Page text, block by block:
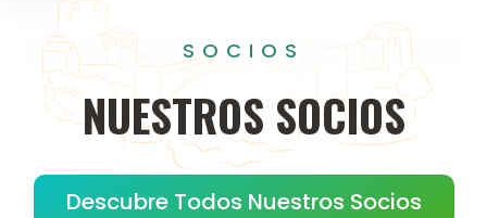
SOCIOS
NUESTROS SOCIOS
Descubre Todos Nuestros Socios